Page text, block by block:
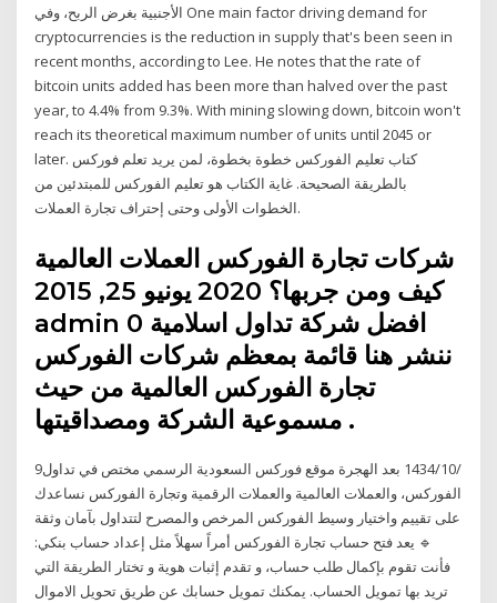
الأجنبية بغرض الربح، وفي One main factor driving demand for
cryptocurrencies is the reduction in supply that's been seen in
recent months, according to Lee. He notes that the rate of
bitcoin units added has been more than halved over the past
year, to 4.4% from 9.3%. With mining slowing down, bitcoin won't
reach its theoretical maximum number of units until 2045 or
later. كتاب تعليم الفوركس خطوة بخطوة، لمن يريد تعلم فوركس
بالطريقة الصحيحة. غاية الكتاب هو تعليم الفوركس للمبتدئين من
الخطوات الأولى وحتى إحتراف تجارة العملات.
شركات تجارة الفوركس العملات العالمية
كيف ومن جربها؟ 2020 يونيو 25, 2015
admin افضل شركة تداول اسلامية 0
ننشر هنا قائمة بمعظم شركات الفوركس
تجارة الفوركس العالمية من حيث
مسموعية الشركة ومصداقيتها .
9‏‏/10‏‏/1434 بعد الهجرة موقع فوركس السعودية الرسمي مختص في تداول
الفوركس، والعملات العالمية والعملات الرقمية وتجارة الفوركس نساعدك
على تقييم واختيار وسيط الفوركس المرخص والمصرح لتتداول بآمان وثقة
🔹 يعد فتح حساب تجارة الفوركس أمراً سهلاً مثل إعداد حساب بنكي:
فأنت تقوم بإكمال طلب حساب، و تقدم إثبات هوية و تختار الطريقة التي
تريد بها تمويل الحساب. يمكنك تمويل حسابك عن طريق تحويل الاموال